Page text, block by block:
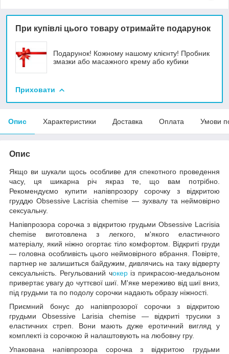
При купівлі цього товару отримайте подарунок
Подарунок! Кожному нашому клієнту! Пробник
змазки або масажного крему або кубики
Приховати
Опис Характеристики Доставка Оплата Умови
Опис
Якщо ви шукали щось особливе для спекотного проведення
часу, ця шикарна річ якраз те, що вам потрібно.
Рекомендуємо купити напівпрозору сорочку з відкритою
груддю Obsessive Lacrisia chemise — зухвалу та неймовірно
сексуальну.
Напівпрозора сорочка з відкритою грудьми Obsessive Lacrisia
chemise виготовлена з легкого, м'якого еластичного
матеріалу, який ніжно огортає тіло комфортом. Відкриті груди
— головна особливість цього неймовірного вбрання. Повірте,
партнер не залишиться байдужим, дивлячись на таку відверту
сексуальність. Регульований чокер із прикрасою-медальоном
привертає увагу до чуттєвої шиї. М'яке мереживо від шиї вниз,
під грудьми та по подолу сорочки надають образу ніжності.
Приємний бонус до напівпрозорої сорочки з відкритою
грудьми Obsessive Larisia chemise — відкриті трусики з
еластичних стреп. Вони мають дуже еротичний вигляд у
комплекті із сорочкою й налаштовують на любовну гру.
Упакована напівпрозора сорочка з відкритою грудьми